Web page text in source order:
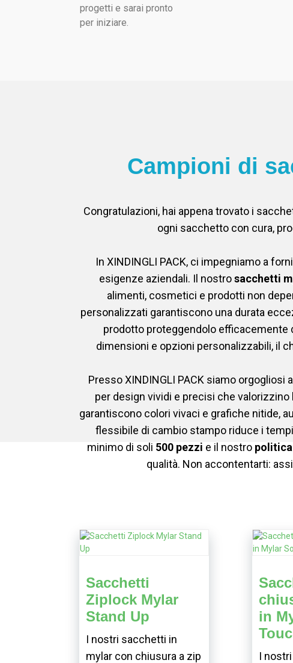
progetti e sarai pronto
per iniziare.
Campioni di
Congratulazioni, hai appena trovato i
ogni sacchetto con cura,
In XINDINGLI PACK, ci impegniamo a
esigenze aziendali. Il nostrosacchetti
alimenti, cosmetici e prodotti non
personalizzati garantiscono una durata
prodotto proteggendolo efficacemente
dimensioni e opzioni personalizzabili, il
Presso XINDINGLI PACK siamo
per design vividi e precisi che
garantiscono colori vivaci e grafiche nitide,
flessibile di cambio stampo riduce i
minimo di soli 500 pezzi e il nostro
qualità. Non accontentarti:
Sacchetti
Ziplock Mylar
Stand Up
I nostri sacchetti in
mylar con chiusura a zip
in
I